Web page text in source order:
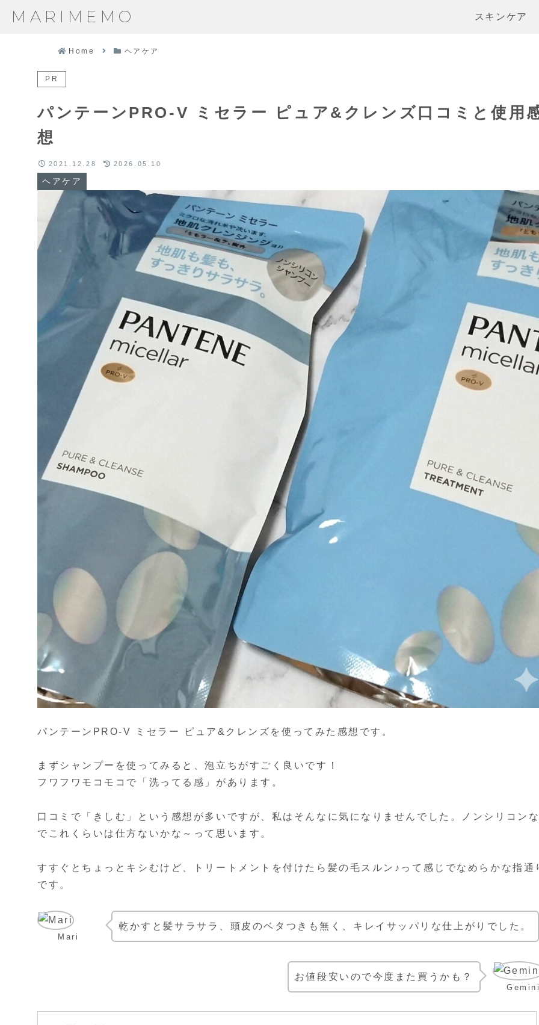
MARIMEMO スキンケア
Home ヘアケア
PR
パンテーンPRO-V ミセラー ピュア&クレンズ口コミと使用
想
ヘアケア
2021.12.28 2026.05.10
パンテーンPRO-V ミセラー ピュア&クレンズを使ってみた感想です。
まずシャンプーを使ってみると、泡立ちがすごく良いです！
フワフワモコモコで「洗ってる感」があります。
口コミで「きしむ」という感想が多いですが、私はそんなに気になりませんでした。ノンシリコン
でこれくらいは仕方ないかな～って思います。
すすぐとちょっとキシむけど、トリートメントを付けたら髪の毛スルン♪って感じでなめらかな指通
です。
Mari
乾かすと髪サラサラ、頭皮のベタつきも無く、キレイサッパリな仕上がりでした。
お値段安いので今度また買うかも？